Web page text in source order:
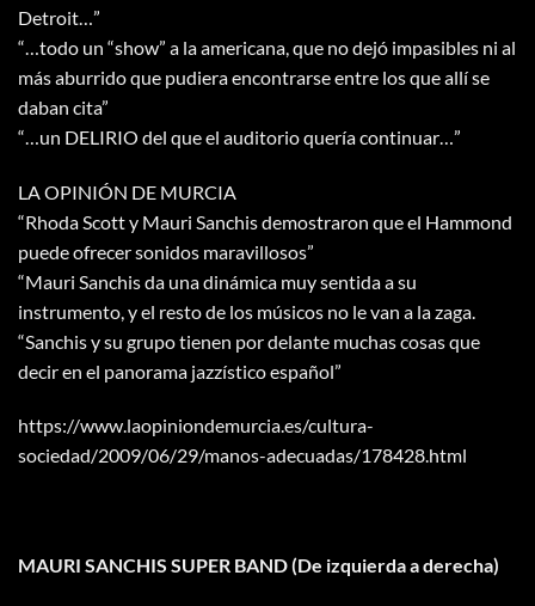
Detroit…”
“…todo un “show” a la americana, que no dejó impasibles ni al
más aburrido que pudiera encontrarse entre los que allí se
daban cita”
“…un DELIRIO del que el auditorio quería continuar…”
LA OPINIÓN DE MURCIA
“Rhoda Scott y Mauri Sanchis demostraron que el Hammond
puede ofrecer sonidos maravillosos”
“Mauri Sanchis da una dinámica muy sentida a su
instrumento, y el resto de los músicos no le van a la zaga.
“Sanchis y su grupo tienen por delante muchas cosas que
decir en el panorama jazzístico español”
https://www.laopiniondemurcia.es/cultura-
sociedad/2009/06/29/manos-adecuadas/178428.html
MAURI SANCHIS SUPER BAND (De izquierda a derecha)